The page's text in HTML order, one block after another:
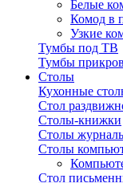
Белые
Комод в
Узкие
Тумбы под ТВ
Тумбы
Столы
Кухонные
Стол
Столы-книжки
Столы
Столы
Стол